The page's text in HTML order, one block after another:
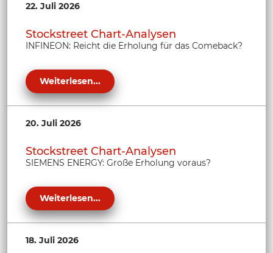
22. Juli 2026
Stockstreet Chart-Analysen
INFINEON: Reicht die Erholung für das Comeback?
Weiterlesen...
20. Juli 2026
Stockstreet Chart-Analysen
SIEMENS ENERGY: Große Erholung voraus?
Weiterlesen...
18. Juli 2026